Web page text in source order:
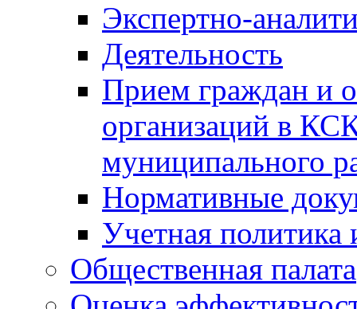
Экспертно-
Деятельность
Прием граждан и
организаций в
муниципального
Нормативные
Учетная политика
Общественная палата